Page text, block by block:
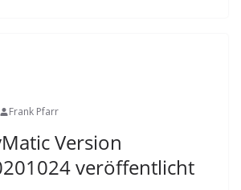
Frank Pfarr
Version
veröffentlicht